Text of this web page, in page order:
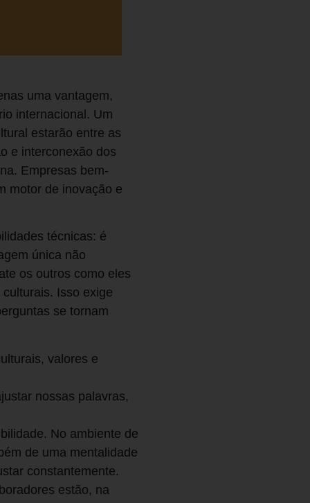
uma vantagem,
internacional. Um
estarão entre as
e interconexão dos
Empresas bem-
motor de inovação e
técnicas: é
única não
os outros como eles
Isso exige
se tornam
valores e
nossas palavras,
No ambiente de
de uma mentalidade
constantemente.
estão, na